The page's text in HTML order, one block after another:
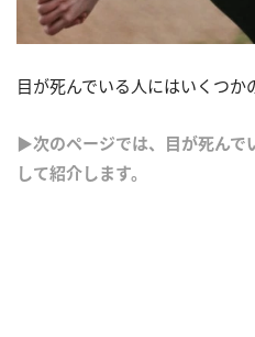
目が死んでいる人にはいくつか
▶次のページでは、目が死んで
して紹介します。